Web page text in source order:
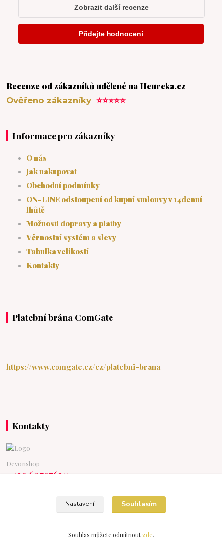
Recenze od zákazníků udělené na Heureka.cz
Ověřeno zákazníky⭐⭐⭐⭐⭐
Informace pro zákazníky
O nás
Jak nakupovat
Obchodní podmínky
ON-LINE odstoupení od kupní smlouvy v 14denní
lhůtě
Možnosti dopravy a platby
Věrnostní systém a slevy
Tabulka velikostí
Kontakty
Platební brána ComGate
https://www.comgate.cz/cz/platebni-brana
Kontakty
Devonshop
+420 607976211
devonshop@centrum.cz
Nastavení Souhlasím
Souhlas můžete odmítnoutzde.